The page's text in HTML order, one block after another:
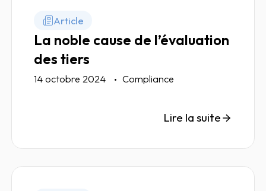
Article
La noble cause de l’évaluation
des tiers
14 octobre 2024 Compliance
Lire la suite